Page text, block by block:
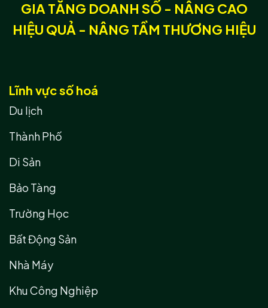
GIA TĂNG DOANH SỐ - NÂNG CAO
HIỆU QUẢ - NÂNG TẦM THƯƠNG HIỆU
Lĩnh vực số hoá
Du lịch
Thành Phố
Di Sản
Bảo Tàng
Trường Học
Bất Động Sản
Nhà Máy
Khu Công Nghiệp